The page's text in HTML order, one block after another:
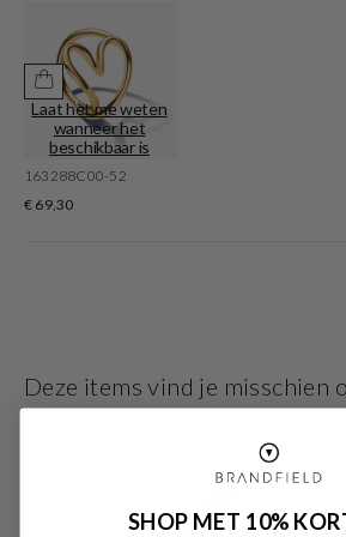
in de avond. En houd je van mixen en matchen?
verkrijgbaar in setjes.
Laat het me weten
wanneer het
beschikbaar is
163288C00-52
€ 69,30
Deze items vind je misschien
SHOP MET 10%